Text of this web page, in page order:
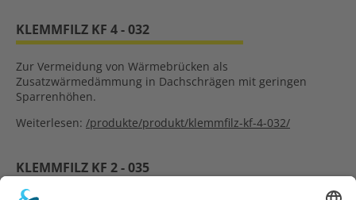
KLEMMFILZ KF 4 - 032
Zur Vermeidung von Wärmebrücken als
Zusatzwärmedämmung in Dachschrägen mit geringen
Sparrenhöhen.
Weiterlesen: /produkte/produkt/klemmfilz-kf-4-032/
KLEMMFILZ KF 2 - 035